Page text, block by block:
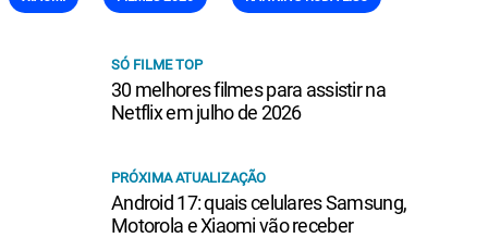
SÓ FILME TOP
30 melhores filmes para assistir na
Netflix em julho de 2026
PRÓXIMA ATUALIZAÇÃO
Android 17: quais celulares Samsung,
Motorola e Xiaomi vão receber